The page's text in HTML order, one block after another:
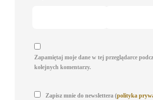
Zapamiętaj moje dane w tej przeglądarce
kolejnych komentarzy.
Zapisz mnie do newslettera (polityka